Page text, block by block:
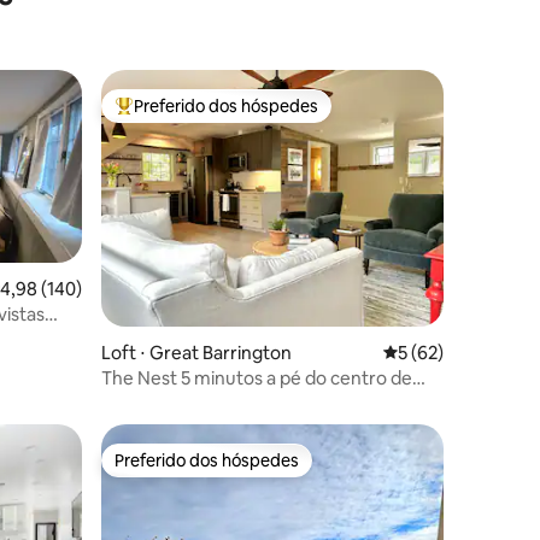
hóspedes
de uma avaliação média de 5, 140 avaliações
4,98 (140)
Entre os melhores preferidos dos hóspedes
Preferido dos hóspedes
Loft ⋅ Great Barrington 5 de uma
5 (62)
The Nest 5 minutos a pé do centro de
Preferido dos hóspedes
Preferido dos hóspedes